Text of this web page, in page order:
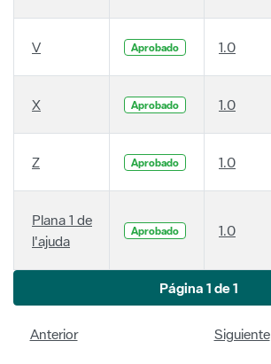
V Aprobado 1.0
X Aprobado 1.0
Z Aprobado 1.0
Plana 1 de
l'ajuda
Aprobado 1.0
Página 1 de 1
Anterior Siguiente